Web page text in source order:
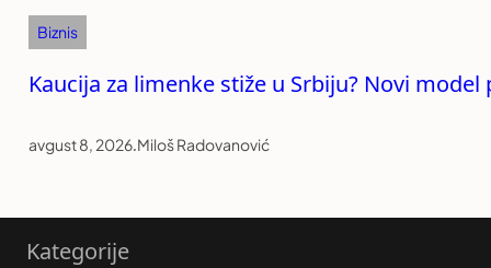
Biznis
Kaucija za limenke stiže u Srbiju? Novi
avgust 8, 2026.Miloš Radovanović
Kategorije